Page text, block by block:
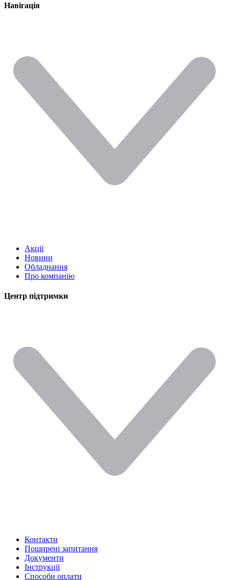
Навігація
Акції
Новини
Обладнання
Про компанію
Центр підтримки
Контакти
Поширені запитання
Документи
Інструкції
Способи оплати